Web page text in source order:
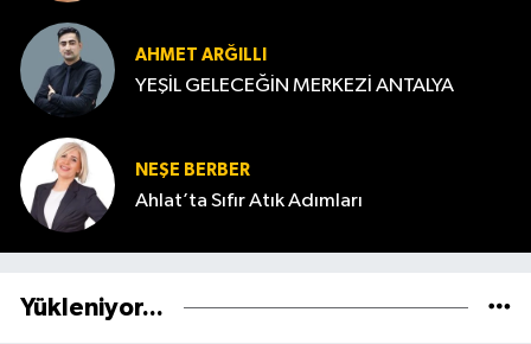
AHMET ARĞILLI
YEŞİL GELECEĞİN MERKEZİ ANTALYA
NEŞE BERBER
Ahlat’ta Sıfır Atık Adımları
Yükleniyor...